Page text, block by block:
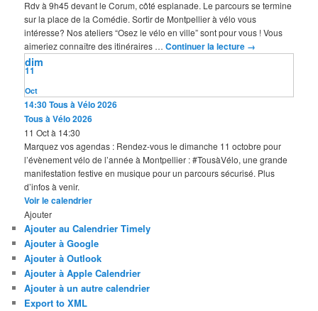
Rdv à 9h45 devant le Corum, côté esplanade. Le parcours se termine
sur la place de la Comédie. Sortir de Montpellier à vélo vous
intéresse? Nos ateliers “Osez le vélo en ville” sont pour vous ! Vous
aimeriez connaître des itinéraires …Continuer la lecture →
Oct
11
dim
14:30Tous à Vélo 2026
Tous à Vélo 2026
11 Oct à 14:30
Marquez vos agendas : Rendez-vous le dimanche 11 octobre pour
l’évènement vélo de l’année à Montpellier : #TousàVélo, une grande
manifestation festive en musique pour un parcours sécurisé. Plus
d’infos à venir.
Voir le calendrier
Ajouter
Ajouter au Calendrier Timely
Ajouter à Google
Ajouter à Outlook
Ajouter à Apple Calendrier
Ajouter à un autre calendrier
Export to XML